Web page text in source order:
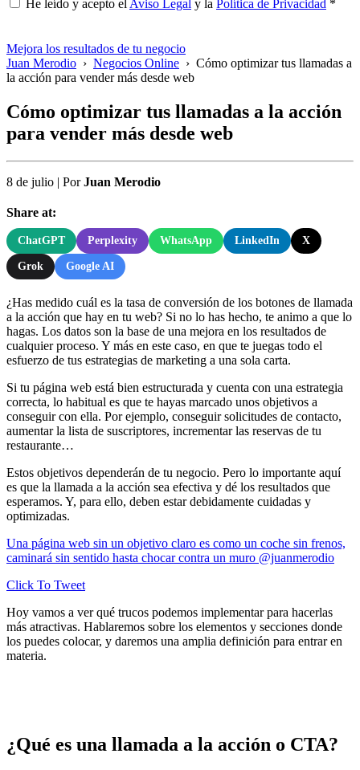
He leído y acepto el Aviso Legal y la Política de Privacidad *
Mejora los resultados de tu negocio
Juan Merodio › Negocios Online › Cómo optimizar tus llamadas a
la acción para vender más desde web
Cómo optimizar tus llamadas a la acción
para vender más desde web
8 de julio | PorJuan Merodio
Share at:
ChatGPT Perplexity WhatsApp LinkedIn X
Grok Google AI
¿Has medido cuál es la tasa de conversión de los botones de llamada
a la acción que hay en tu web? Si no lo has hecho, te animo a que lo
hagas. Los datos son la base de una mejora en los resultados de
cualquier proceso. Y más en este caso, en que te juegas todo el
esfuerzo de tus estrategias de marketing a una sola carta.
Si tu página web está bien estructurada y cuenta con una estrategia
correcta, lo habitual es que te hayas marcado unos objetivos a
conseguir con ella. Por ejemplo, conseguir solicitudes de contacto,
aumentar la lista de suscriptores, incrementar las reservas de tu
restaurante…
Estos objetivos dependerán de tu negocio. Pero lo importante aquí
es que la llamada a la acción sea efectiva y dé los resultados que
esperamos. Y, para ello, deben estar debidamente cuidadas y
optimizadas.
Una página web sin un objetivo claro es como un coche sin frenos,
caminará sin sentido hasta chocar contra un muro @juanmerodio
Click To Tweet
Hoy vamos a ver qué trucos podemos implementar para hacerlas
más atractivas. Hablaremos sobre los elementos y secciones donde
los puedes colocar, y daremos una amplia definición para entrar en
materia.
¿Qué es una llamada a la acción o CTA?